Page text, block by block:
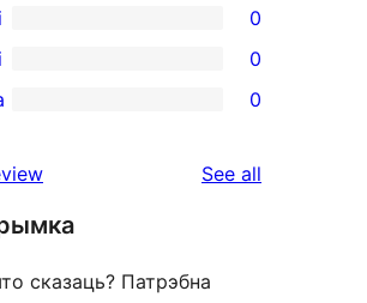
0
0
0
See all
сказаць? Патрэбна